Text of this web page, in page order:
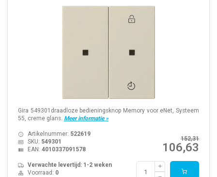
Gira 549301draadloze bedieningsknop Memory voor eNet, Systeem
55, creme glans. Meer informatie »
152,31
106,63
Artikelnummer: 522619
SKU: 549301
EAN: 4010337091578
Verwachte levertijd: 1-2 weken
Voorraad: 0